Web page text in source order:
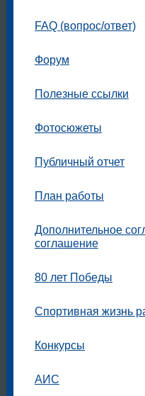
FAQ (вопрос/ответ)
Форум
Полезные ссылки
Фотосюжеты
Публичный отчет
План работы
Дополнительное
соглашение
80 лет Победы
Спортивная жизнь
Конкурсы
АИС